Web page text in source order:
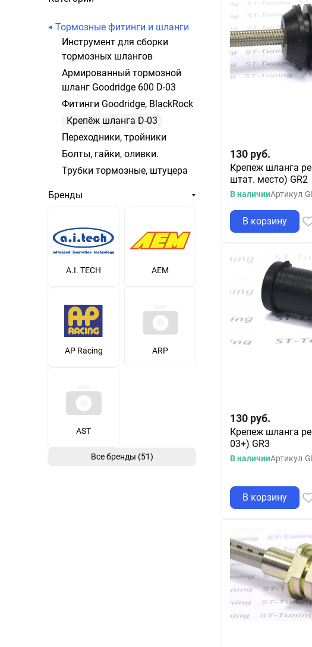
Тормозные фитинги и шланги
Инструмент для сборки
тормозных шлангов
Армированный тормозной
шланг Goodridge 600 D-03
Фитинги Goodridge, BlackRock
Крепёж шланга D-03
Переходники, тройники
Болты, гайки, оливки.
Трубки тормозные, штуцера
Бренды
A.I. TECH AEM
AP Racing ARP
AST
Все бренды (51)
130 руб.
Крепеж шланга
штат. место) GR2
В наличииАртикул
В корзину
130 руб.
Крепеж шланга
03+) GR3
В наличииАртикул
В корзину